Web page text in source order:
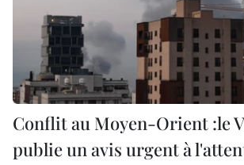
Conflit au Moyen-Orient :le
publie un avis urgent à